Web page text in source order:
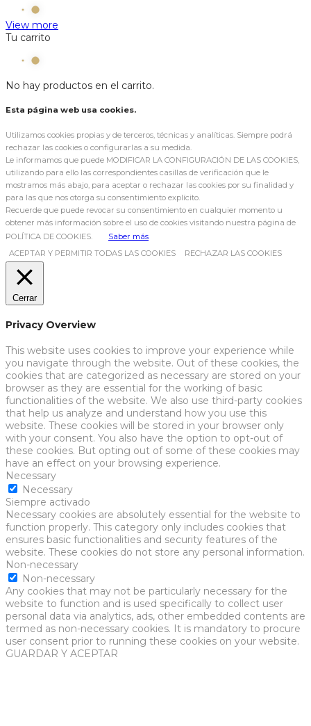
View more
Tu carrito
No hay productos en el carrito.
Esta página web usa cookies.
Utilizamos cookies propias y de terceros, técnicas y analíticas. Siempre podrá
rechazar las cookies o configurarlas a su medida.
Le informamos que puede MODIFICAR LA CONFIGURACIÓN DE LAS COOKIES,
utilizando para ello las correspondientes casillas de verificación que le
mostramos más abajo, para aceptar o rechazar las cookies por su finalidad y
para las que nos otorga su consentimiento explícito.
Recuerde que puede revocar su consentimiento en cualquier momento u
obtener más información sobre el uso de cookies visitando nuestra página de
POLÍTICA DE COOKIES.
Saber más
ACEPTAR Y PERMITIR TODAS LAS COOKIES
RECHAZAR LAS COOKIES
Cerrar
Privacy Overview
This website uses cookies to improve your experience while
you navigate through the website. Out of these cookies, the
cookies that are categorized as necessary are stored on your
browser as they are essential for the working of basic
functionalities of the website. We also use third-party cookies
that help us analyze and understand how you use this
website. These cookies will be stored in your browser only
with your consent. You also have the option to opt-out of
these cookies. But opting out of some of these cookies may
have an effect on your browsing experience.
Necessary
Necessary
Siempre activado
Necessary cookies are absolutely essential for the website to
function properly. This category only includes cookies that
ensures basic functionalities and security features of the
website. These cookies do not store any personal information.
Non-necessary
Non-necessary
Any cookies that may not be particularly necessary for the
website to function and is used specifically to collect user
personal data via analytics, ads, other embedded contents are
termed as non-necessary cookies. It is mandatory to procure
user consent prior to running these cookies on your website.
GUARDAR Y ACEPTAR